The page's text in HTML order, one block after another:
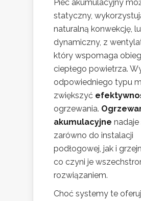
Piec akumulacyjny
statyczny,
naturalną konwekcję,
dynamiczny, z
który wspomaga obieg
ciepłego powietrza.
odpowiedniego typu
zwiększyć
ogrzewania.
akumulacyjne nadaje
zarówno do instalacji
podłogowej, jak i
co czyni je
rozwiązaniem.
Choć systemy te